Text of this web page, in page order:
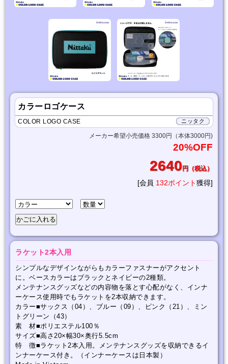
カラーロゴケース
ニッタク
COLOR LOGO CASE
メーカー希望小売価格 3300円（本体3000円)
20%OFF
2640円（税込）
[会員 132ポイント獲得]
ラケット2本入用
シンプルなデザインながらもカラーファスナーがアクセント
に。ベースカラーはブラックとネイビーの2種類。
メンテナンスグッズなどの内容物を落とす心配がなく、インナ
ーケース使用時でもラケットを2本収納できます。
カラー■サックス（04）、ブルー（09）、ピンク（21）、ミン
トグリーン（43）
素 材■ポリエステル100％
サイズ■高さ20×幅30×奥行5.5cm
特 徴■ラケット2本入用。メンテナンスグッズを収納できるイ
ンナーケース付き。（インナーケースは日本製）